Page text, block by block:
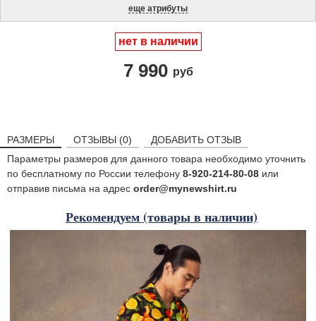
еще атрибуты
нет в наличии
7 990 руб
РАЗМЕРЫ ОТЗЫВЫ (0)
ДОБАВИТЬ ОТЗЫВ
Параметры размеров для данного товара необходимо уточнить
по бесплатному по России телефону 8-920-214-80-08 или
отправив письма на адрес order@mynewshirt.ru
Рекомендуем (товары в наличии)